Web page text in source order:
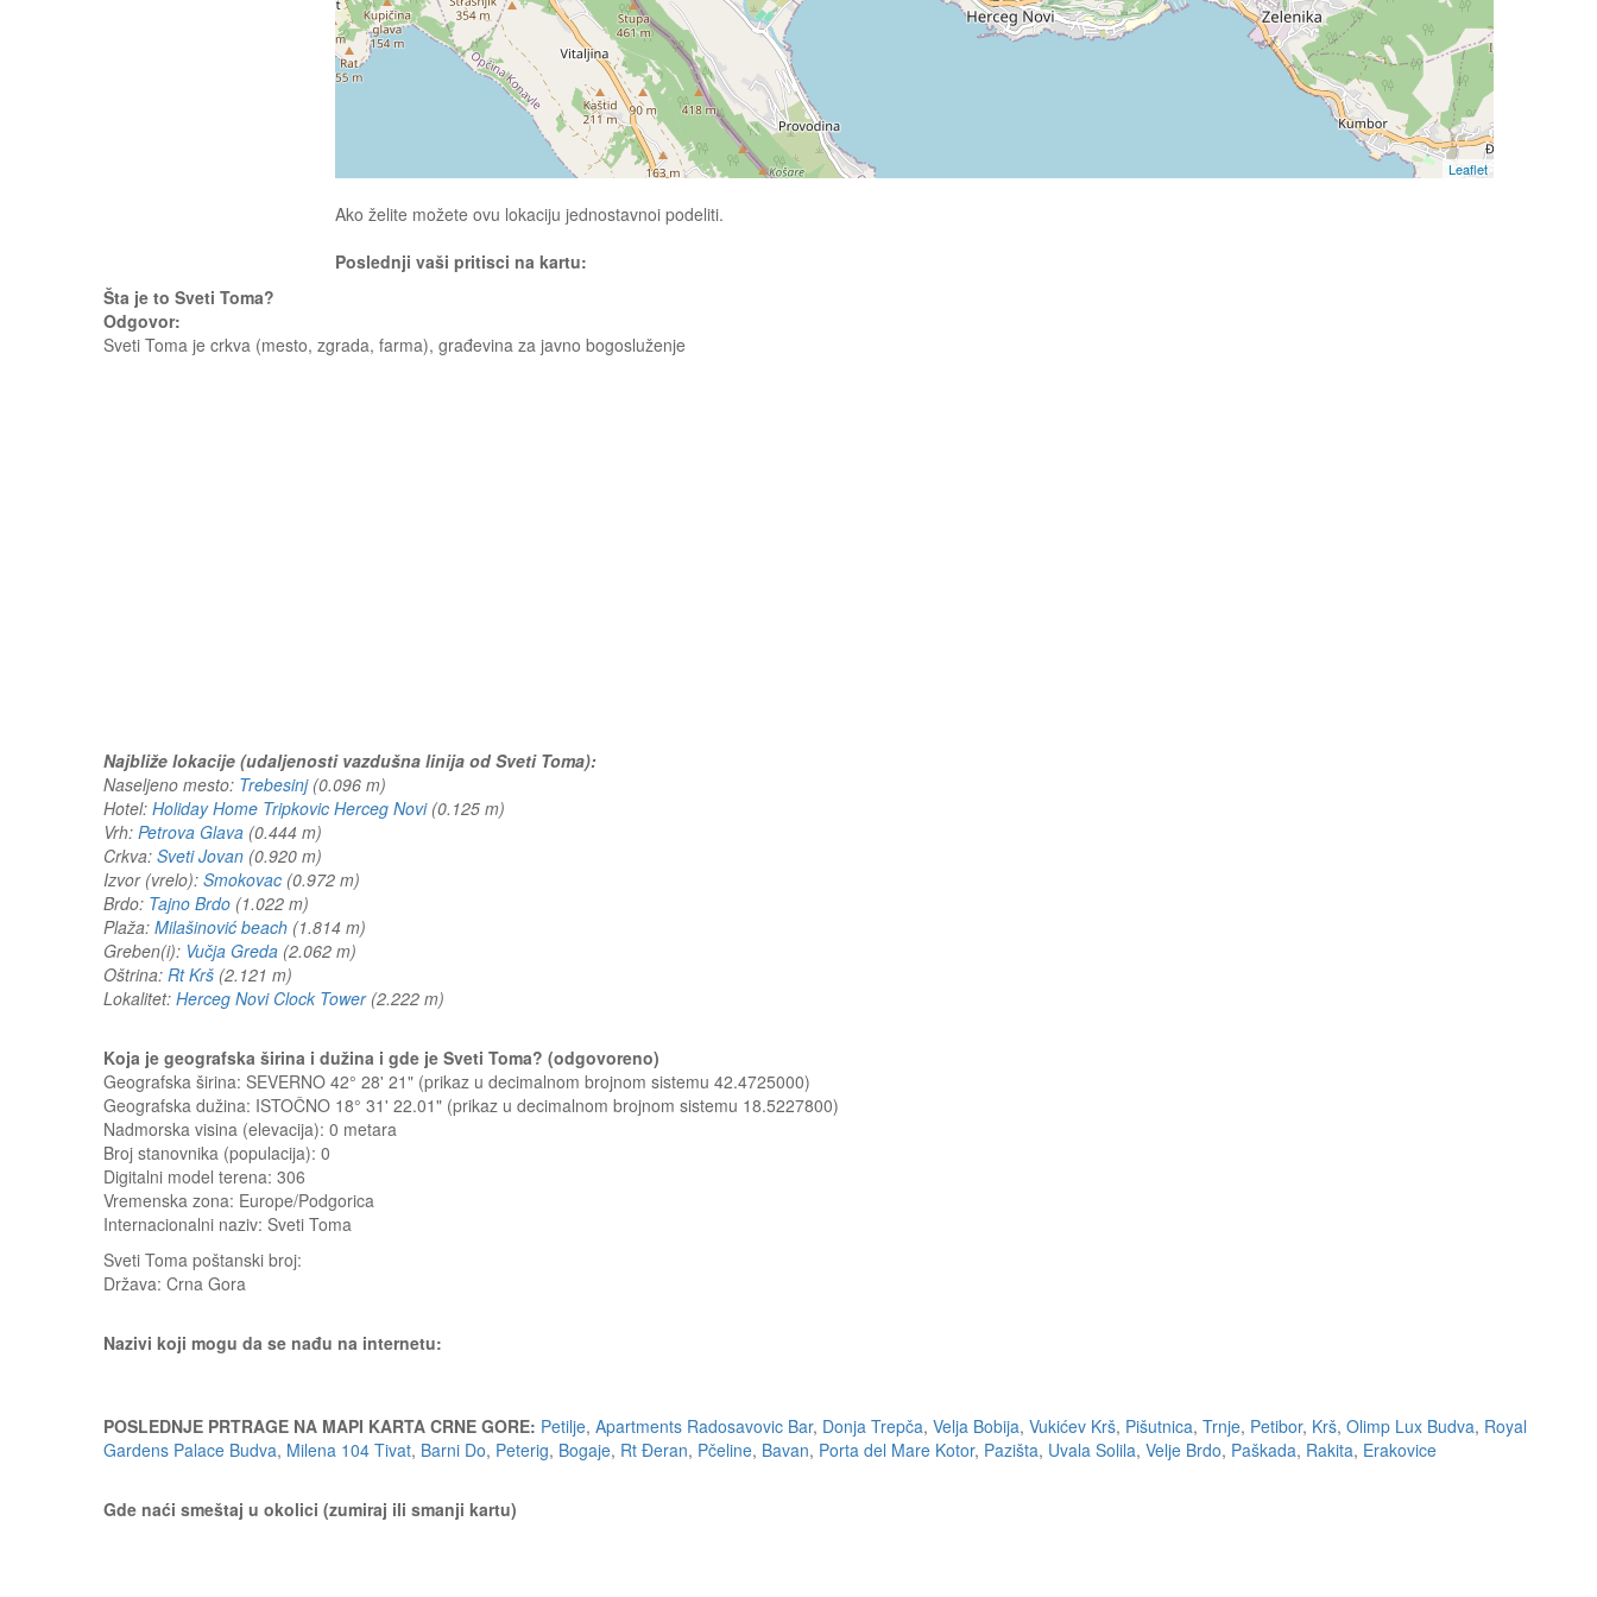
Leaflet
Ako želite možete ovu lokaciju jednostavnoi podeliti.
Poslednji vaši pritisci na kartu:
Šta je to Sveti Toma?
Odgovor:
Sveti Toma je crkva (mesto, zgrada, farma), građevina za javno bogosluženje
Najbliže lokacije (udaljenosti vazdušna linija od Sveti Toma):
Naseljeno mesto: Trebesinj(0.096 m)
Hotel: Holiday Home Tripkovic Herceg Novi(0.125 m)
Vrh: Petrova Glava (0.444 m)
Crkva: Sveti Jovan (0.920 m)
Izvor (vrelo): Smokovac (0.972 m)
Brdo: Tajno Brdo (1.022 m)
Plaža: Milašinović beach (1.814 m)
Greben(i): Vučja Greda (2.062 m)
Oštrina: Rt Krš (2.121 m)
Lokalitet: Herceg Novi Clock Tower(2.222 m)
Koja je geografska širina i dužina i gde je Sveti Toma? (odgovoreno)
Geografska širina: SEVERNO 42° 28' 21" (prikaz u decimalnom brojnom sistemu 42.4725000)
Geografska dužina: ISTOČNO 18° 31' 22.01" (prikaz u decimalnom brojnom sistemu 18.5227800)
Nadmorska visina (elevacija): 0 metara
Broj stanovnika (populacija): 0
Digitalni model terena: 306
Vremenska zona: Europe/Podgorica
Internacionalni naziv: Sveti Toma
Sveti Toma poštanski broj:
Država: Crna Gora
Nazivi koji mogu da se nađu na internetu:
POSLEDNJE PRTRAGE NA MAPI KARTA CRNE GORE: Petilje, Apartments Radosavovic Bar, Donja Trepča, Velja Bobija, Vukićev Krš, Pišutnica, Trnje, Petibor, Krš, Olimp Lux Budva, Royal
Gardens Palace Budva, Milena 104 Tivat, Barni Do, Peterig, Bogaje, Rt Đeran, Pčeline, Bavan, Porta del Mare Kotor, Pazišta, Uvala Solila, Velje Brdo, Paškada, Rakita, Erakovice
Gde naći smeštaj u okolici (zumiraj ili smanji kartu)